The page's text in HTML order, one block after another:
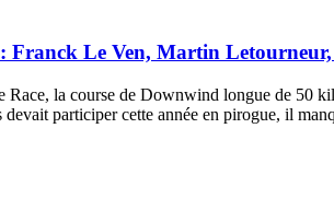
Franck Le Ven, Martin
Race, la course de Downwind longue de 50
devait participer cette année en pirogue, il